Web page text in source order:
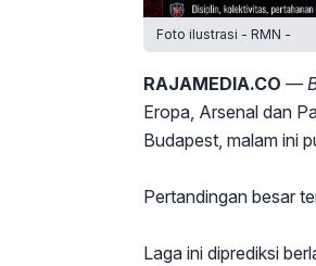
Foto ilustrasi - RMN -
RAJAMEDIA.CO —
Eropa, Arsenal dan
Budapest, malam ini
Pertandingan besar
Laga ini diprediksi